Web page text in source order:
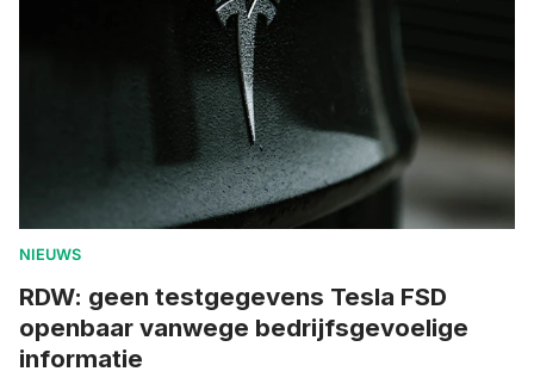
NIEUWS
RDW: geen testgegevens Tesla FSD
openbaar vanwege bedrijfsgevoelige
informatie